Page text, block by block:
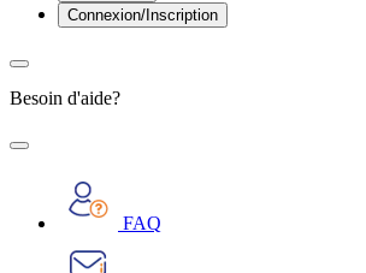
Connexion/Inscription
Besoin d'aide?
FAQ